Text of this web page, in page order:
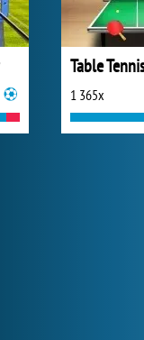
1 365x